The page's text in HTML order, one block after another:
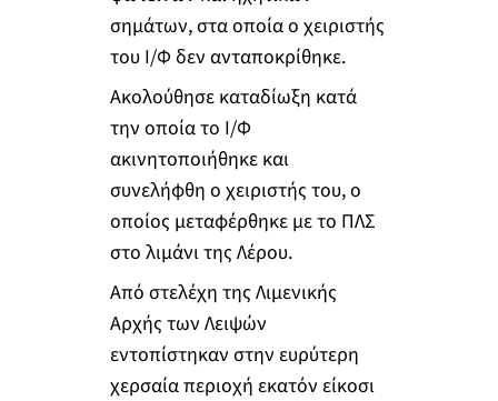
σημάτων, στα οποία ο χειριστής
του Ι/Φ δεν ανταποκρίθηκε.
Ακολούθησε καταδίωξη κατά
την οποία το Ι/Φ
ακινητοποιήθηκε και
συνελήφθη ο χειριστής του, ο
οποίος μεταφέρθηκε με το ΠΛΣ
στο λιμάνι της Λέρου.
Από στελέχη της Λιμενικής
Αρχής των Λειψών
εντοπίστηκαν στην ευρύτερη
χερσαία περιοχή εκατόν είκοσι